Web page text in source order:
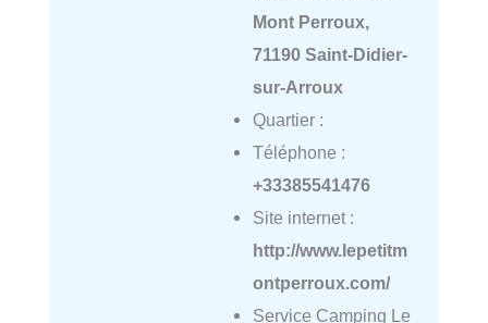
Mont Perroux,
71190 Saint-Didier-
sur-Arroux
Quartier :
Téléphone :
+33385541476
Site internet :
http://www.lepetitm
ontperroux.com/
Service Camping Le